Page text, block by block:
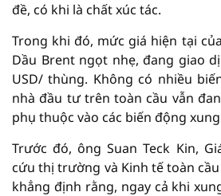
đề, có khi là chất xúc tác.
Trong khi đó, mức giá hiện tại
Dầu Brent ngọt nhẹ, đang giao
USD/ thùng. Không có nhiều
nhà đầu tư trên toàn cầu vẫn
phụ thuộc vào các biến động
Trước đó, ông Suan Teck Kin,
cứu thị trường và Kinh tế toàn
khẳng định rằng, ngay cả khi